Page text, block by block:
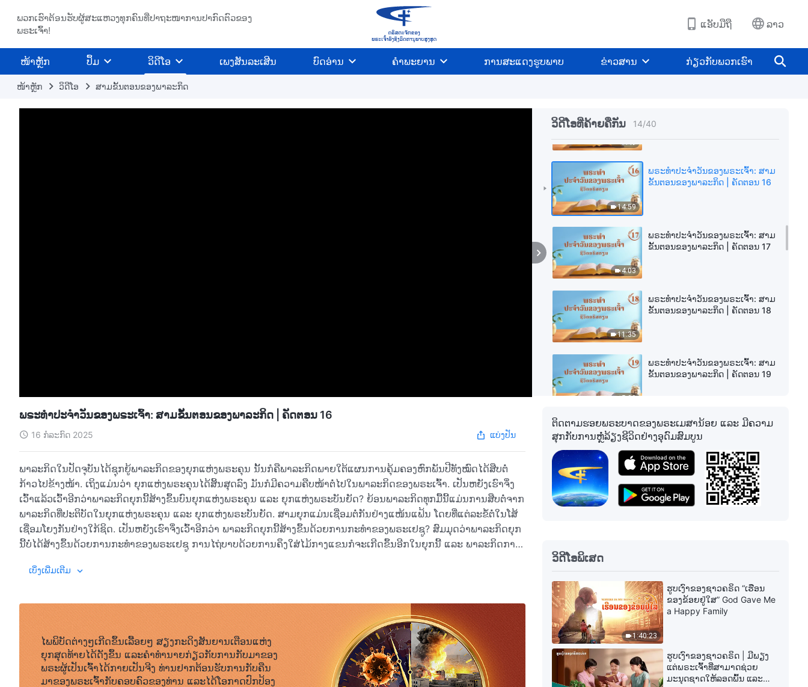
ພວກເຮົາຕ້ອນຮັບຜູ້ສະແຫວງທຸກຄົນທີ່ປາຖະໜາການປາກົດຕົວຂອງ
ພຣະເຈົ້າ!
ແອັບມືຖື ລາວ
​ໜ້າຫຼັກ ປຶ້ມ ວິ​ດີ​ໂອ ເພງສັນລະເສີນ ບົດອ່ານ ຄຳພະຍານ ການສະແດງຮູບພາບ ຂ່າວສານ ກ່ຽວກັບພວກເຮົາ
ໜ້າຫຼັກ ​ວິ​ດີ​ໂອ ສາມຂັ້ນຕອນຂອງພາລະກິດ
ວິດີໂອທີ່ຄ້າຍຄືກັນ 14/40
ຂັ້ນຕອນຂອງພາລະກິດ | ຄັດຕອນ 14
7:49
ຂັ້ນຕອນຂອງພາລະກິດ | ຄັດຕອນ 15
14:59
ພຣະທຳປະຈຳວັນຂອງພຣະເຈົ້າ: ສາມ
ຂັ້ນຕອນຂອງພາລະກິດ | ຄັດຕອນ 16
4:03
ພຣະທຳປະຈຳວັນຂອງພຣະເຈົ້າ: ສາມ
ຂັ້ນຕອນຂອງພາລະກິດ | ຄັດຕອນ 17
11:35
ພຣະທຳປະຈຳວັນຂອງພຣະເຈົ້າ: ສາມ
ຂັ້ນຕອນຂອງພາລະກິດ | ຄັດຕອນ 18
5:38
ພຣະທຳປະຈຳວັນຂອງພຣະເຈົ້າ: ສາມ
ຂັ້ນຕອນຂອງພາລະກິດ | ຄັດຕອນ 19
6:11
ພຣະທຳປະຈຳວັນຂອງພຣະເຈົ້າ: ສາມ
ຂັ້ນຕອນຂອງພາລະກິດ | ຄັດຕອນ 20
ພຣະທຳປະຈຳວັນຂອງພຣະເຈົ້າ: ສາມ
ຂັ້ນຕອນຂອງພາລະກິດ | ຄັດຕອນ 21
6:21
10:47
ພຣະທຳປະຈຳວັນຂອງພຣະເຈົ້າ: ສາມ
ຂັ້ນຕອນຂອງພາລະກິດ | ຄັດຕອນ 23
ພຣະທຳປະຈຳວັນຂອງພຣະເຈົ້າ: ສາມ
ພຣະທຳປະຈຳວັນຂອງພຣະເຈົ້າ: ສາມຂັ້ນຕອນຂອງພາລະກິດ | ຄັດຕອນ 16
16 ກໍລະກົດ 2025 ແບ່ງປັນ
ພາລະກິດໃນປັດຈຸບັນໄດ້ຊຸກຍູ້ພາລະກິດຂອງຍຸກແຫ່ງພຣະຄຸນ ນັ້ນກໍຄືພາລະກິດພາຍໃຕ້ແຜນການຄຸ້ມຄອງຫົກພັນປີທັງໝົດໄດ້ສືບຕໍ່
ກ້າວໄປຂ້າງໜ້າ. ເຖິງແມ່ນວ່າ ຍຸກແຫ່ງພຣະຄຸນໄດ້ສິ້ນສຸດລົງ ມັນກໍມີຄວາມຄືບໜ້າຕໍ່ໄປໃນພາລະກິດຂອງພຣະເຈົ້າ. ເປັນຫຍັງເຮົາຈຶ່ງ
ເວົ້າແລ້ວເວົ້າອີກວ່າພາລະກິດຍຸກນີ້ສ້າງຂຶ້ນບົນຍຸກແຫ່ງພຣະຄຸນ ແລະ ຍຸກແຫ່ງພຣະບັນຍັດ? ຍ້ອນພາລະກິດທຸກມື້ນີ້ແມ່ນການສືບຕໍ່ຈາກ
ພາລະກິດທີ່ປະຕິບັດໃນຍຸກແຫ່ງພຣະຄຸນ ແລະ ຍຸກແຫ່ງພຣະບັນຍັດ. ສາມຍຸກແມ່ນເຊື່ອມຕໍ່ກັນຢ່າງແໜ້ນແຟ້ນ ໂດຍທີ່ແຕ່ລະຂໍ້ຕໍ່ໃນໂສ້
ເຊື່ອມໂຍງກັນຢ່າງໃກ້ຊິດ. ເປັນຫຍັງເຮົາຈຶ່ງເວົ້າອີກວ່າ ພາລະກິດຍຸກນີ້ສ້າງຂຶ້ນດ້ວຍການກະທໍາຂອງພຣະເຢຊູ? ສົມມຸດວ່າພາລະກິດຍຸກ
ນີ້ບໍ່ໄດ້ສ້າງຂຶ້ນດ້ວຍການກະທໍາຂອງພຣະເຢຊູ ການໄຖ່ບາບດ້ວຍການຄຶງໃສ່ໄມ້ກາງແຂນກໍຈະເກີດຂຶ້ນອີກໃນຍຸກນີ້ ແລະ ພາລະກິດການ
ທັງໝົດ ແຕ່ຍຸກນີ້ພັດກ້າວໄປຂ້າງໜ້າ ເຮັດໃຫ້ລະດັບຂອງພາລະກິດຍົກສູງຂຶ້ນຫຼາຍກວ່າເກົ່າ. ມັນສາມາດເວົ້າໄດ້ອີກວ່າ ພາລະກິດຍຸກນີ້
ພຣະເຈົ້າຖືກສ້າງຂຶ້ນເທື່ອລະຍຸກ ແລະ ຍຸກນີ້ບໍ່ແມ່ນຍຸກເລີ່ມຕົ້ນ. ການປະສົມປະສານກັນລະຫວ່າງພາລະກິດສາມຍຸກເທົ່ານັ້ນຈຶ່ງສາມາດ
ຖືວ່າເປັນແຜນການຄຸ້ມຄອງຫົກພັນປີ. ພາລະກິດໃນຂັ້ນຕອນນີ້ແມ່ນປະຕິບັດບົນພື້ນຖານຂອງພາລະກິດຂອງຍຸກແຫ່ງພຣະຄຸນ. ຖ້າສອງ
ຂັ້ນຕອນຂອງພາລະກິດເຫຼົ່ານີ້ບໍ່ກ່ຽວຂ້ອງກັນ ແລ້ວເຫດໃດການຖືກຄຶງເທິງໄມ້ກາງແຂນຈຶ່ງບໍ່ເກີດຂຶ້ນອີກໃນຍຸກນີ້? ເປັນຫຍັງເຮົາຈຶ່ງບໍ່
ແບກຮັບເອົາບາບຂອງມະນຸດ, ແຕ່ກົງກັນຂ້າມ ເຮົາໄດ້ມາເພື່ອພິພາກສາ ແລະ ຂ້ຽນຕີມະນຸດໂດຍກົງ? ຖ້າພາລະກິດຂອງເຮົາໃນການ
ພິພາກສາ ແລະ ຂ້ຽນຕີມະນຸດບໍ່ໄດ້ຕິດຕາມການຖືກຄຶງເທິງໄມ້ກາງແຂນ, ໂດຍທີ່ການມາເຖິງຂອງເຮົາໃນຕອນນີ້ບໍ່ໄດ້ເກີດຂຶ້ນຈາກ
ພຣະວິນຍານບໍລິສຸດ, ແລ້ວເຮົາກໍຈະບໍ່ມີຄຸນສົມບັດໃຫ້ພິພາກສາ ແລະ ຂ້ຽນຕີມະນຸດ. ມັນເປັນຍ້ອນເຮົາເປັນໜຶ່ງດຽວກັບພຣະເຢຊູແທ້ໆ
ພຣະທຳ, ເຫຼັ້ມທີ 1. ການປາກົດຕົວ ແລະ ພາລະກິດຂອງພຣະເຈົ້າ. ການບັງເກີດເປັນມະນຸດທັງສອງຄັ້ງໄດ້ເຮັດໃຫ້ຄວາມສຳຄັນຂອງການບັງເກີດເປັນມະນຸດ
ເບິ່ງເພີ່ມເຕີມ
ໄພພິບັດຕ່າງໆເກີດຂຶ້ນເລື້ອຍໆ ສຽງກະດິງສັນຍານເຕືອນແຫ່ງ
ຍຸກສຸດທ້າຍໄດ້ດັງຂຶ້ນ ແລະຄໍາທໍານາຍກ່ຽວກັບການກັບມາຂອງ
ພຣະຜູ້ເປັນເຈົ້າໄດ້ກາຍເປັນຈີງ ທ່ານຢາກຕ້ອນຮັບການກັບຄືນ
ມາຂອງພຣະເຈົ້າກັບຄອບຄົວຂອງທ່ານ ແລະໄດ້ໂອກາດປົກປ້ອງ
ຕິດຕາມຮອຍພຣະບາດຂອງພຣະເມສານ້ອຍ ແລະ ມີຄວາມ
ສຸກກັບການຫຼໍ່ລ້ຽງຊີວິດຢ່າງອຸດົມສົມບູນ
ວິດີໂອພິເສດ
1:40:23
ຮູບເງົາຂອງຊາວຄຣິດ “ເຮືອນ
ຂອງຂ້ອຍຢູ່ໃສ” God Gave Me
a Happy Family
ຮູບເງົາຂອງຊາວຄຣິດ | ມີພຽງ
ແຕ່ພຣະເຈົ້າທີ່ສາມາດຊ່ວຍ
ມະນຸດຊາດໃຫ້ລອດພົ້ນ ແລະ